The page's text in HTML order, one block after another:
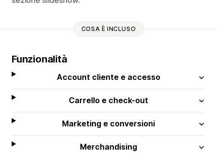
COSA È INCLUSO
Funzionalità
Account cliente e accesso
Carrello e check-out
Marketing e conversioni
Merchandising